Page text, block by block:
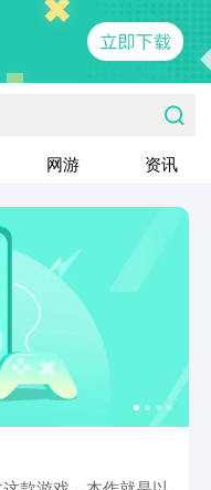
网游 资讯